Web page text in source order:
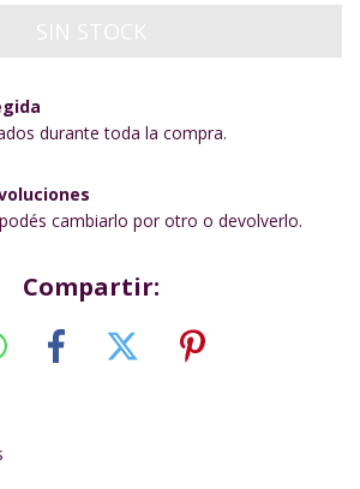
durante toda la compra.
cambiarlo por otro o devolverlo.
Compartir: